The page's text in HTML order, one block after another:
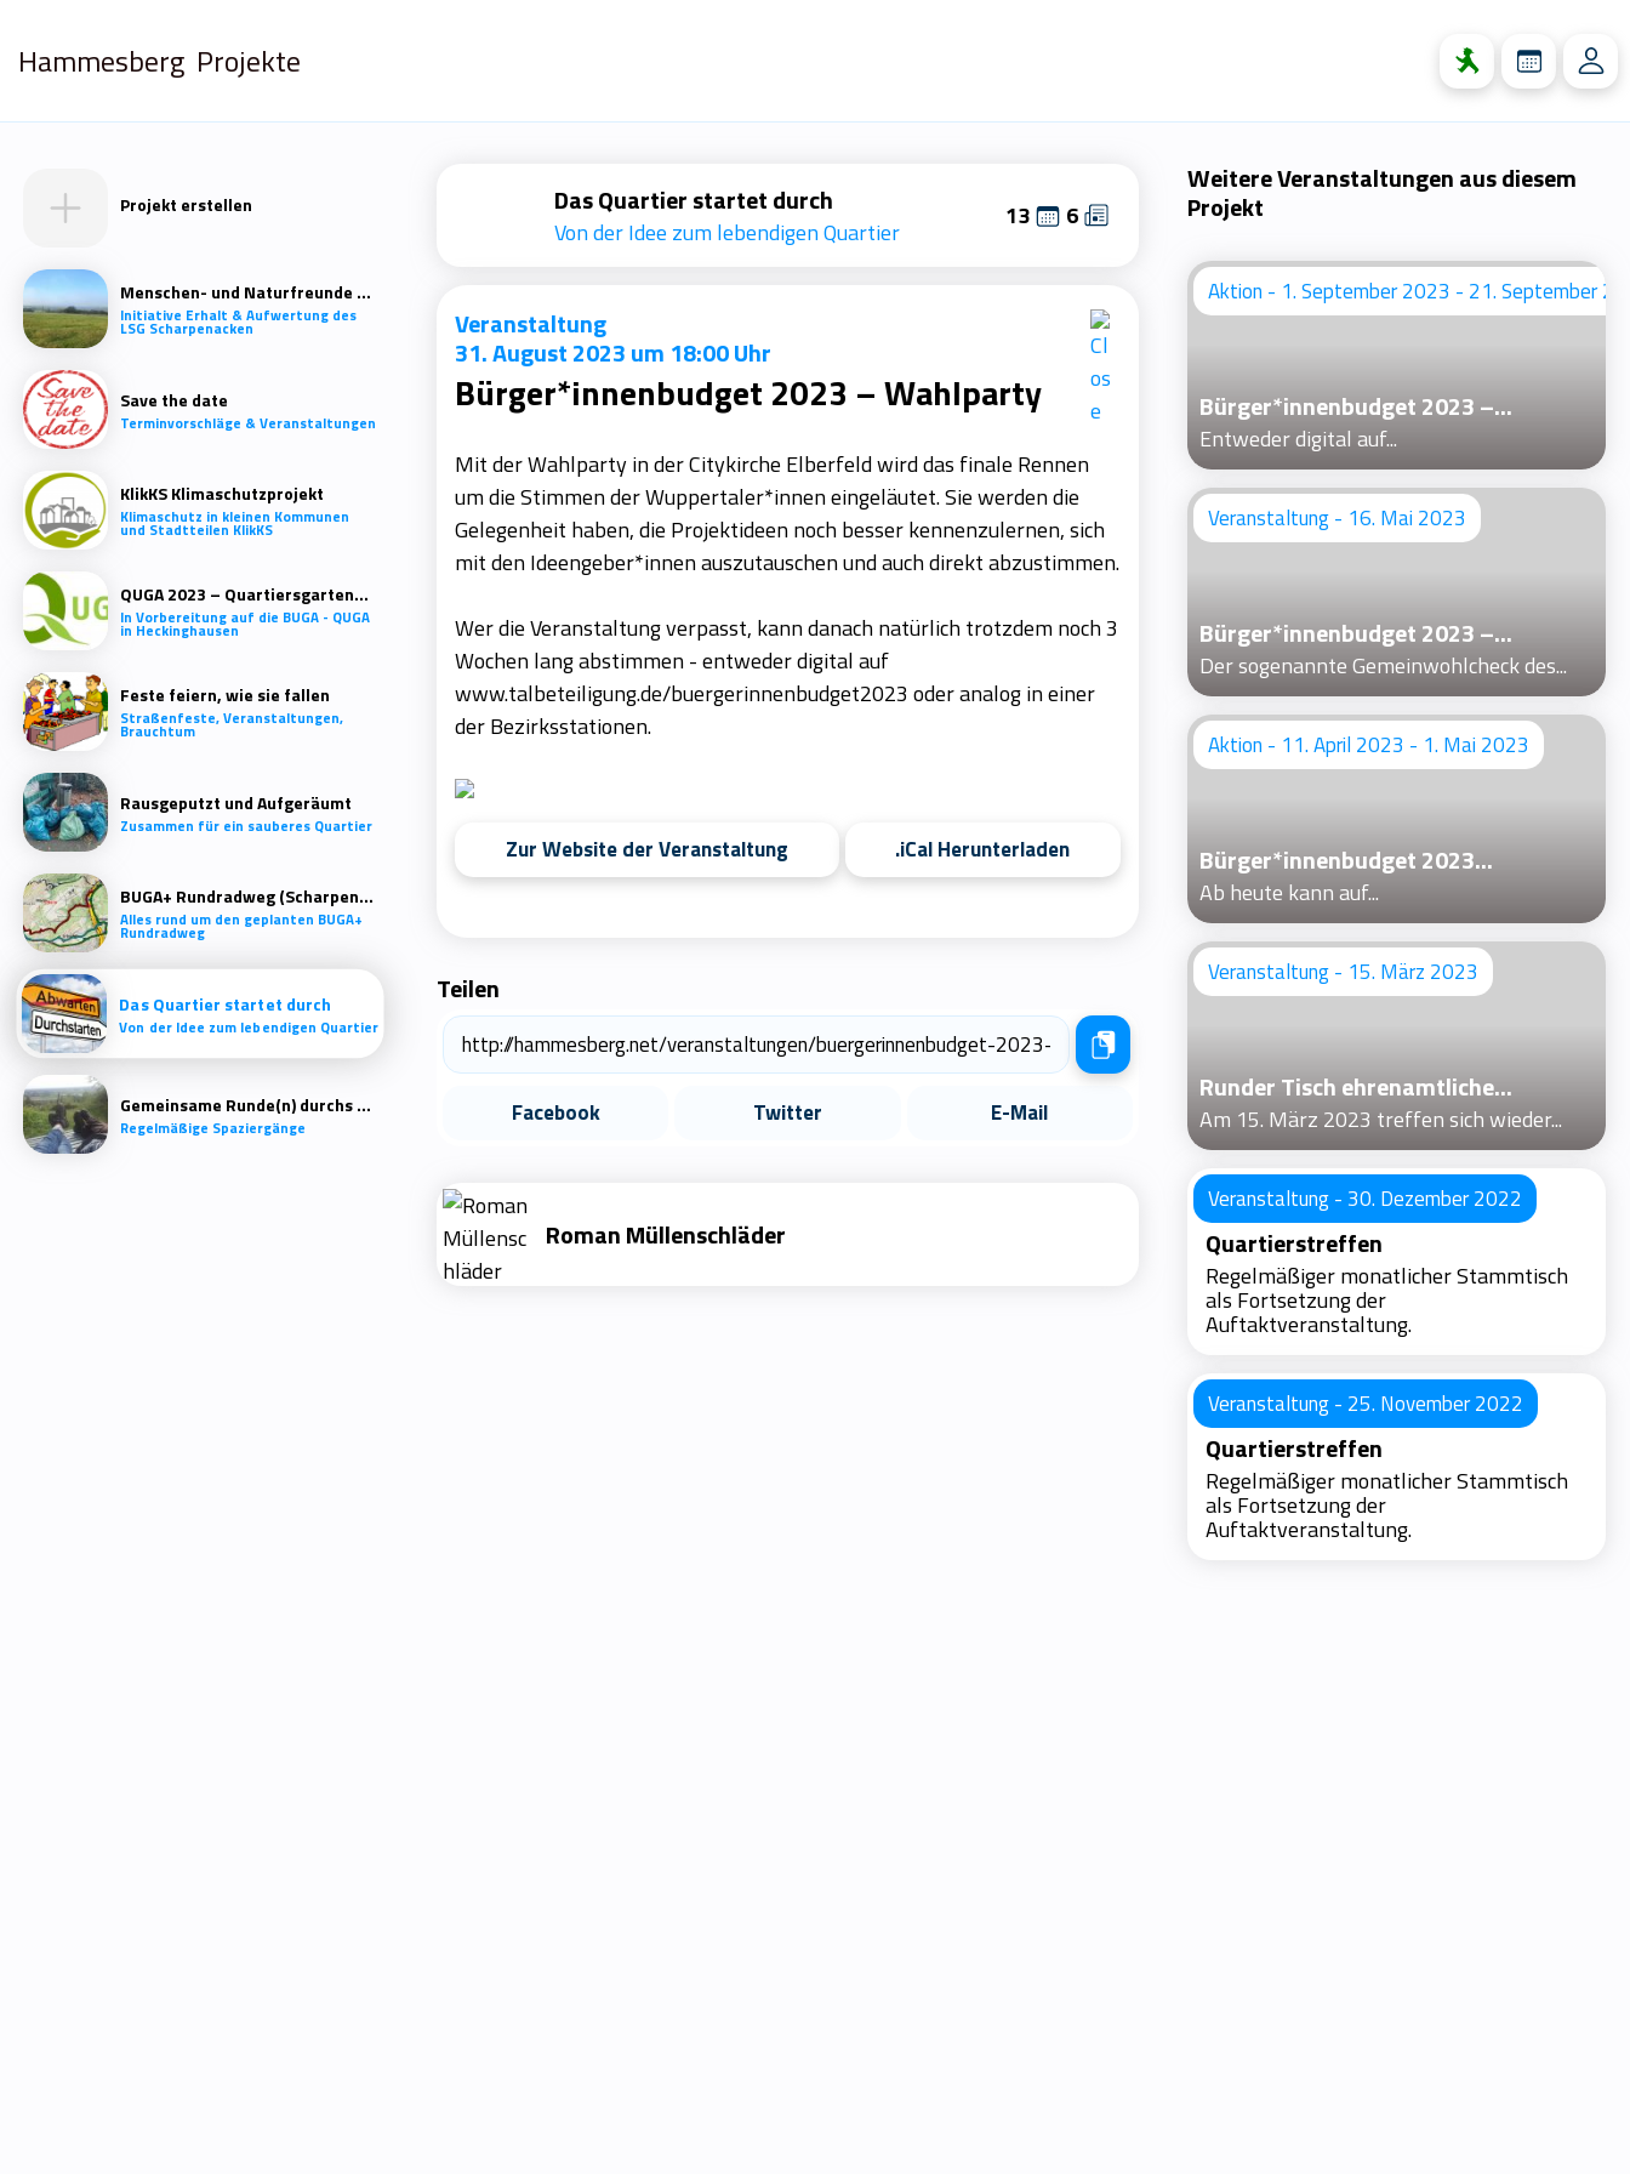
Hammesberg Projekte
Projekt erstellen
Menschen- und Naturfreunde Scharpenacken
Initiative Erhalt & Aufwertung des
LSG Scharpenacken
Save the date
Terminvorschläge & Veranstaltungen
KlikKS Klimaschutzprojekt
Klimaschutz in kleinen Kommunen
und Stadtteilen KlikKS
QUGA 2023 – Quartiersgartenschau Heckinghausen
In Vorbereitung auf die BUGA - QUGA
in Heckinghausen
Feste feiern, wie sie fallen
Straßenfeste, Veranstaltungen,
Brauchtum
Rausgeputzt und Aufgeräumt
Zusammen für ein sauberes Quartier
BUGA+ Rundradweg (Scharpenacken)
Alles rund um den geplanten BUGA+
Rundradweg
Das Quartier startet durch
Von der Idee zum lebendigen Quartier
Gemeinsame Runde(n) durchs Quartier
Regelmäßige Spaziergänge
Das Quartier startet durch
Von der Idee zum lebendigen Quartier
13 6
Veranstaltung
31. August 2023 um 18:00 Uhr
Bürger*innenbudget 2023 – Wahlparty
Mit der Wahlparty in der Citykirche Elberfeld wird das finale Rennen
um die Stimmen der Wuppertaler*innen eingeläutet. Sie werden die
Gelegenheit haben, die Projektideen noch besser kennenzulernen, sich
mit den Ideengeber*innen auszutauschen und auch direkt abzustimmen.
Wer die Veranstaltung verpasst, kann danach natürlich trotzdem noch 3
Wochen lang abstimmen - entweder digital auf
www.talbeteiligung.de/buergerinnenbudget2023 oder analog in einer
der Bezirksstationen.
Zur Website der Veranstaltung .iCal Herunterladen
Teilen
Facebook Twitter E-Mail
Roman Müllenschläder
Weitere Veranstaltungen aus diesem
Projekt
Aktion - 1. September 2023 - 21. September
Bürger*innenbudget 2023 –...
Entweder digital auf...
Veranstaltung - 16. Mai 2023
Bürger*innenbudget 2023 –...
Der sogenannte Gemeinwohlcheck des...
Aktion - 11. April 2023 - 1. Mai 2023
Bürger*innenbudget 2023...
Ab heute kann auf...
Veranstaltung - 15. März 2023
Runder Tisch ehrenamtliche...
Am 15. März 2023 treffen sich wieder...
Veranstaltung - 30. Dezember 2022
Quartierstreffen
Regelmäßiger monatlicher Stammtisch
als Fortsetzung der
Auftaktveranstaltung.
Veranstaltung - 25. November 2022
Quartierstreffen
Regelmäßiger monatlicher Stammtisch
als Fortsetzung der
Auftaktveranstaltung.